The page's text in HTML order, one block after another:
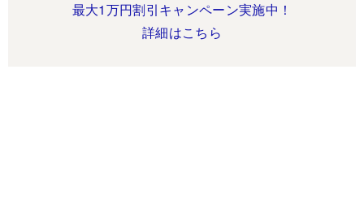
最大1万円割引キャンペーン実施中！
詳細はこちら